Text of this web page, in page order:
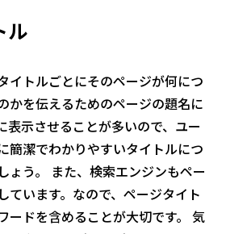
ル
イトルごとにそのページが何につ
かを伝えるためのページの題名に
表示させることが多いので、ユー
簡潔でわかりやすいタイトルにつ
ょう。 また、検索エンジンもペー
ています。なので、ページタイト
ードを含めることが大切です。 気